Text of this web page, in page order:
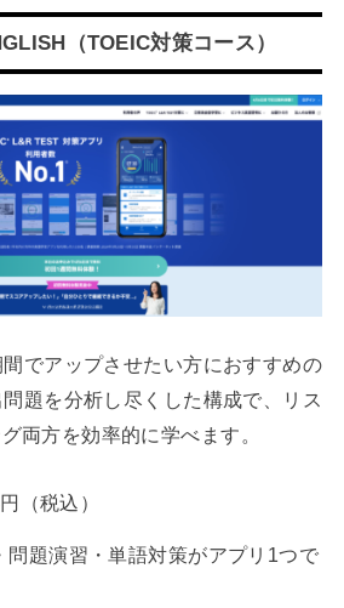
（TOEIC対策コース）
でアップさせたい方におすすめの
題を分析し尽くした構成で、リス
両方を効率的に学べます。
（税込）
問題演習・単語対策がアプリ1つで